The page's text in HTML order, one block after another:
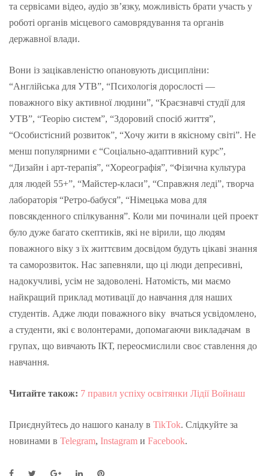
та сервісами відео, аудіо зв’язку, можливість брати участь у
роботі органів місцевого самоврядування та органів
державної влади.
Вони із зацікавленістю опановують дисципліни:
“Англійська для УТВ”, “Психологія дорослості —
поважного віку активної людини”, “Краєзнавчі студії для
УТВ”, “Теорію систем”, “Здоровий спосіб життя”,
“Особистісний розвиток”, “Хочу жити в якісному світі”. Не
менш популярними є “Соціально-адаптивний курс”,
“Дизайн і арт-терапія”, “Хореографія”, “Фізична культура
для людей 55+”, “Майстер-класи”, “Справжня леді”, творча
лабораторія “Ретро-бабуся”, “Німецька мова для
повсякденного спілкування”. Коли ми починали цей проект
було дуже багато скептиків, які не вірили, що людям
поважного віку з їх життєвим досвідом будуть цікаві знання
та саморозвиток. Нас запевняли, що ці люди депресивні,
надокучливі, усім не задоволені. Натомість, ми маємо
найкращий приклад мотивації до навчання для наших
студентів. Адже люди поважного віку вчаться усвідомлено,
а студенти, які є волонтерами, допомагаючи викладачам в
групах, що вивчають ІКТ, переосмислили своє ставлення до
навчання.
Читайте також: 7 правил успіху освітянки Лідії Войнаш
Приєднуйтесь до нашого каналу в TikTok. Слідкуйте за
новинами в Telegram, Instagram и Facebook.